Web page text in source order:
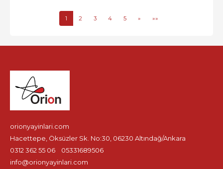
1 2 3 4 5 » »»
orionyayinlari.com
Hacettepe, Öksüzler Sk. No:30, 06230 Altındağ/Ankara
0312 362 55 06
05331689506
info@orionyayinlari.com